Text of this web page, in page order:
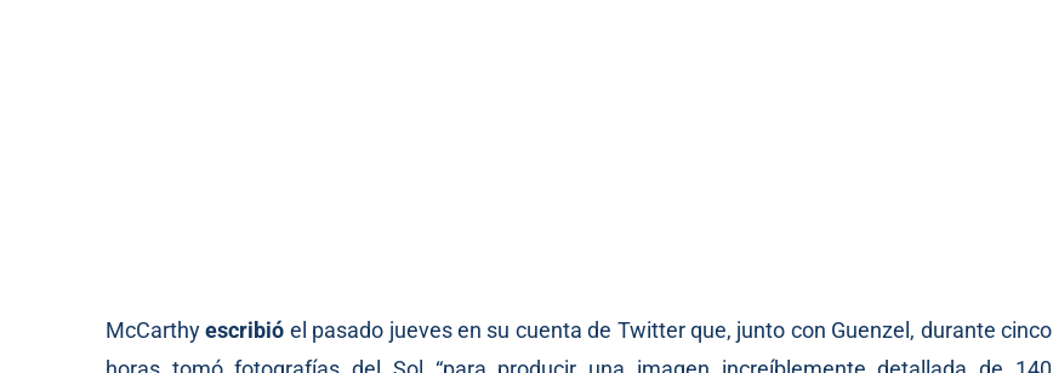
McCarthyescribió el pasado jueves en su cuenta de Twitter que, junto con Guenzel, durante cinco